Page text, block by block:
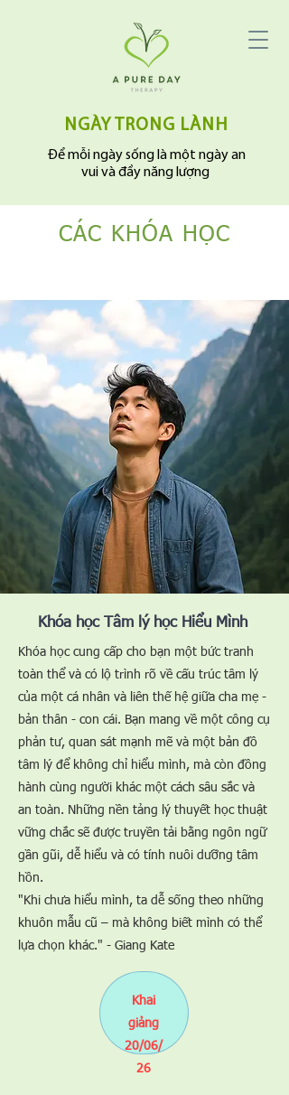
Để mỗi ngày sống là một ngày an
vui và đầy năng lượng
NGÀY TRONG LÀNH
​CÁC KHÓA HỌC
​Khóa học Tâm lý học Hiểu Mình
Khóa học cung cấp cho bạn một bức tranh
toàn thể và có lộ trình rõ về cấu trúc tâm lý
của một cá nhân và liên thế hệ giữa cha mẹ -
bản thân - con cái. Bạn mang về một công cụ
phản tư, quan sát mạnh mẽ và một bản đồ
tâm lý để không chỉ hiểu mình, mà còn đồng
hành cùng người khác một cách sâu sắc và
an toàn. Những nền tảng lý thuyết học thuật
vững chắc sẽ được truyền tải bằng ngôn ngữ
gần gũi, dễ hiểu và có tính nuôi dưỡng tâm
hồn.
"Khi chưa hiểu mình, ta dễ sống theo những
khuôn mẫu cũ – mà không biết mình có thể
lựa chọn khác." - Giang Kate
Khai
giảng
20/06/
26